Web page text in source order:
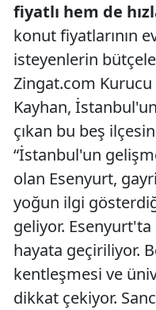
fiyatlı hem de
konut fiyatlarının
isteyenlerin
Zingat.com Kurucu
Kayhan,
çıkan bu beş
“İstanbul'un
olan Esenyurt,
yoğun ilgi
geliyor.
hayata geçiriliyor.
kentleşmesi ve
dikkat çekiyor.